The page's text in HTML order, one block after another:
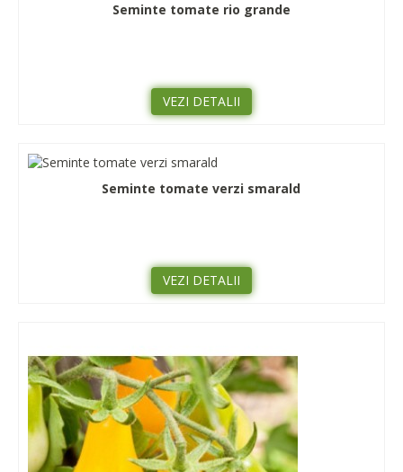
Seminte tomate rio grande
VEZI DETALII
Seminte tomate verzi smarald
VEZI DETALII